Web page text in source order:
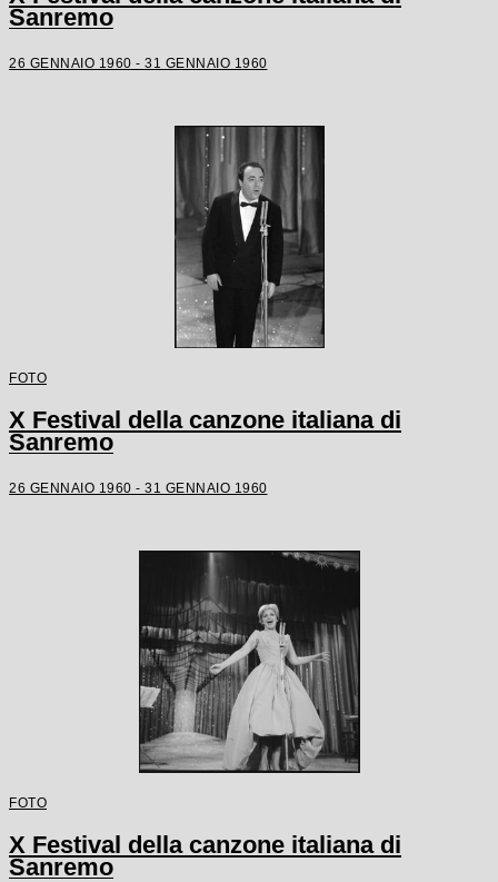
Sanremo
26 GENNAIO 1960 - 31 GENNAIO 1960
FOTO
X Festival della canzone italiana di
Sanremo
26 GENNAIO 1960 - 31 GENNAIO 1960
FOTO
X Festival della canzone italiana di
Sanremo